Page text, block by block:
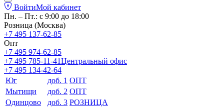
ВойтиМой кабинет
Пн. – Пт.: с 9:00 до 18:00
Розница (Москва)
+7 495 137-62-85
Опт
+7 495 974-62-85
+7 495 785-11-41Центральный офис
+7 495 134-42-64
Юг
доб. 1 ОПТ
Мытищи
доб. 2 ОПТ
Одинцово
доб. 3 РОЗНИЦА